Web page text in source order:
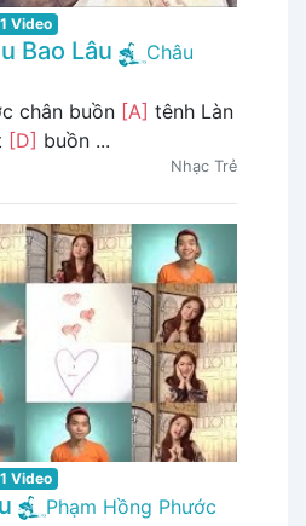
1 Video
Bao Lâu
Châu
chân buồn [A] tênh Làn
[D] buồn ...
Nhạc Trẻ
1 Video
Phạm Hồng Phước